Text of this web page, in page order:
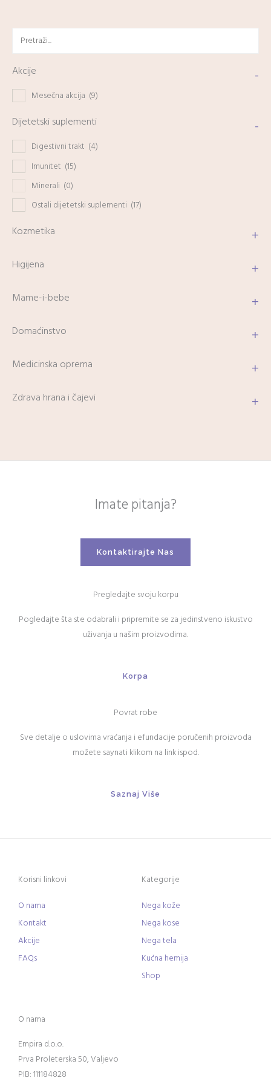
Akcije -
Mesečna akcija (9)
Dijetetski suplementi -
Digestivni trakt (4)
Imunitet (15)
Minerali (0)
Ostali dijetetski suplementi (17)
Kozmetika +
Higijena +
Mame-i-bebe +
Domaćinstvo +
Medicinska oprema +
Zdrava hrana i čajevi +
Imate pitanja?
Kontaktirajte Nas
Pregledajte svoju korpu
Pogledajte šta ste odabrali i pripremite se za jedinstveno iskustvo
uživanja u našim proizvodima.
Korpa
Povrat robe
Sve detalje o uslovima vraćanja i efundacije poručenih proizvoda
možete saynati klikom na link ispod.
Saznaj Više
Korisni linkovi
O nama
Kontakt
Akcije
FAQs
Kategorije
Nega kože
Nega kose
Nega tela
Kućna hemija
Shop
O nama
Empira d.o.o.
Prva Proleterska 50, Valjevo
PIB: 111184828